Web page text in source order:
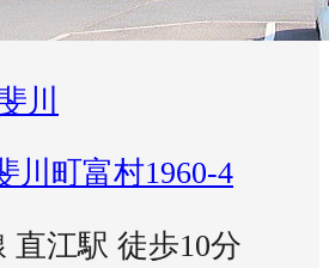
川
川町富村1960-4
直江駅 徒歩10分